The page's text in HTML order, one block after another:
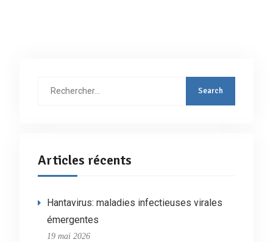
Articles récents
Hantavirus: maladies infectieuses virales
émergentes
19 mai 2026